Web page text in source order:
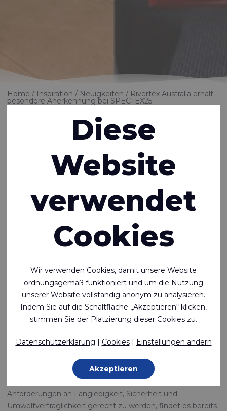
Home Inspiration Neuigkeiten Rivertex Australia erhält
besondere Anerkennung bei SPECTEX25
Rivertex Australia
erhält besondere
Anerkennung bei
SPECTEX25
Rivertex Australia freut sich bekannt zu geben, dass wir eine
Besondere Anerkennung für Produktinnovationen –
Rivercyclon® 450 FR erhalten haben.
Die Auszeichnung wurde im Rahmen des angesehenen
SPECTEX25 Awards DinnersamFreitag, den 30. Mai
verliehen und würdigt das Engagement von Rivertex für
nachhaltige und leistungsstarke technische Textilien.
Die Ehrung hebt das innovative Design und die technische
Entwicklung von Rivercyclon® 450 FR hervor – ein schwer
entflammbares, recycelbares und PVC-freies Gewebe aus
100 % Polypropylen. Entwickelt, um höchsten
Anforderungen an Langlebigkeit, Sicherheit und
Umweltverträglichkeit gerecht zu werden, findet es bereits
Diese
Website
verwendet
Cookies
Wir verwenden Cookies, damit unsere Website
ordnungsgemäß funktioniert und um die Nutzung
unserer Website vollständig anonym zu analysieren.
Indem Sie auf die Schaltfläche „Akzeptieren“ klicken,
stimmen Sie der Platzierung dieser Cookies zu.
Datenschutzerklärung | Cookies| Einstellungen ändern
Akzeptieren